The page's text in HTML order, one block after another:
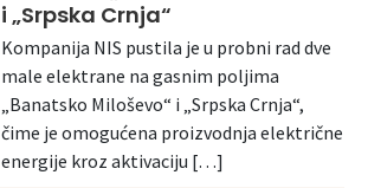
i „Srpska Crnja“
Kompanija NIS pustila je u probni rad dve
male elektrane na gasnim poljima
„Banatsko Miloševo“ i „Srpska Crnja“,
čime je omogućena proizvodnja električne
energije kroz aktivaciju […]